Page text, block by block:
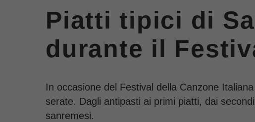
Piatti tipici di
durante il
In occasione del Festival della Canzone
serate. Dagli antipasti ai primi piatti, dai
sanremesi.